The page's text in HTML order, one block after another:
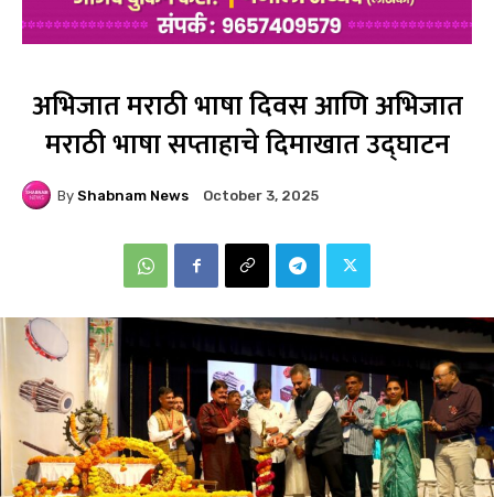
अभिजात मराठी भाषा दिवस आणि अभिजात
मराठी भाषा सप्ताहाचे दिमाखात उद्घाटन
By Shabnam News October 3, 2025